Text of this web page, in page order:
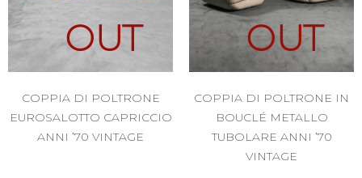
OUT
COPPIA DI POLTRONE
EUROSALOTTO CAPRICCIO
ANNI ’70 VINTAGE
OUT
COPPIA DI POLTRONE IN
BOUCLÉ METALLO
TUBOLARE ANNI ’70
VINTAGE